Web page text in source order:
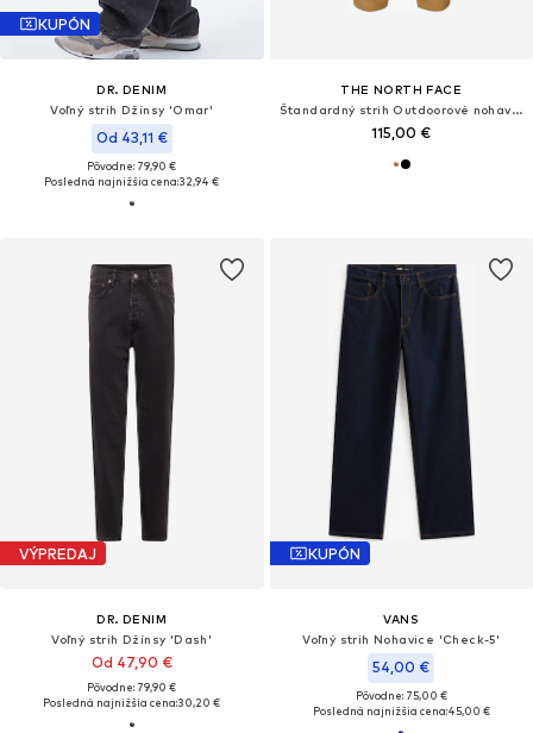
KUPÓN
DR. DENIM
Voľný strih Džínsy 'Omar'
Od 43,11 €
Pôvodne: 79,90 €
Posledná najnižšia cena:32,94 €
THE NORTH FACE
Štandardný strih Outdoorové nohavice 'EXPLORATION'
115,00 €
VÝPREDAJ
DR. DENIM
Voľný strih Džínsy 'Dash'
Od 47,90 €
Pôvodne: 79,90 €
Posledná najnižšia cena:30,20 €
KUPÓN
VANS
Voľný strih Nohavice 'Check-5'
54,00 €
Pôvodne: 75,00 €
Posledná najnižšia cena:45,00 €